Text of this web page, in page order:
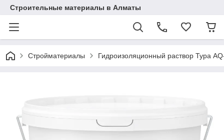
Строительные материалы в Алматы
Стройматериалы Гидроизоляционный раствор Тура